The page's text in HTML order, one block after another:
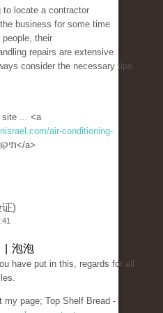
to locate a contractor
business for some time
people, their
repairs are extensive
consider the necessary tips
site ... <a
air-conditioning-
תיקון מזגן</a>
)
| 泡泡
have put in this, regards for all
my page; Top Shelf Bread -